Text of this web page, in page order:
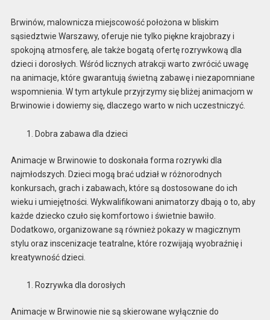
Brwinów, malownicza miejscowość położona w bliskim
sąsiedztwie Warszawy, oferuje nie tylko piękne krajobrazy i
spokojną atmosferę, ale także bogatą ofertę rozrywkową dla
dzieci i dorosłych. Wśród licznych atrakcji warto zwrócić uwagę
na animacje, które gwarantują świetną zabawę i niezapomniane
wspomnienia. W tym artykule przyjrzymy się bliżej animacjom w
Brwinowie i dowiemy się, dlaczego warto w nich uczestniczyć.
Dobra zabawa dla dzieci
Animacje w Brwinowie to doskonała forma rozrywki dla
najmłodszych. Dzieci mogą brać udział w różnorodnych
konkursach, grach i zabawach, które są dostosowane do ich
wieku i umiejętności. Wykwalifikowani animatorzy dbają o to, aby
każde dziecko czuło się komfortowo i świetnie bawiło.
Dodatkowo, organizowane są również pokazy w magicznym
stylu oraz inscenizacje teatralne, które rozwijają wyobraźnię i
kreatywność dzieci.
Rozrywka dla dorosłych
Animacje w Brwinowie nie są skierowane wyłącznie do